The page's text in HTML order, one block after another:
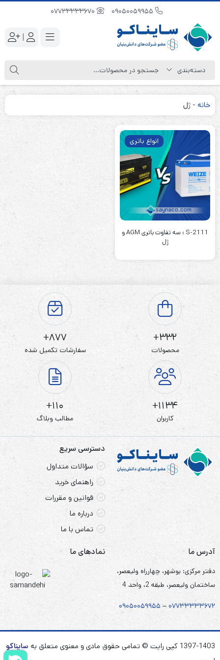
|
خانه - ژل
انواع باتری
S-2111 : سه تفاوت باتری AGM و
ژل
332+
محصولات
877+
سفارشات تکمیل شده
1134+
کاربران
110+
مطالب وبلاگ
دسترسی سریع
سؤالات متداول
راهنمای خرید
قوانین و مقررات
درباره ما
تماس با ما
آدرس ما
دفتر مرکزی: بوشهر، چهارراه ولیعصر،
ساختمان ولیعصر، طبقه 2، واحد 4
۰۷۷۳۳۳۳۳۶۷۲ – ۰۹۰۵۰۰۵۹۹۵۵
نمادهای ما
1397-1403 کپی رایت © تمامی حقوق مادی و معنوی متعلق به
سایناکو